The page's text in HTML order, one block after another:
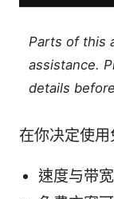
Parts of this
assistance.
details
在你决定使用
速度与带